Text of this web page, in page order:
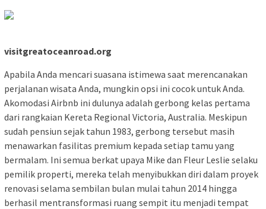
visitgreatoceanroad.org
Apabila Anda mencari suasana istimewa saat merencanakan
perjalanan wisata Anda, mungkin opsi ini cocok untuk Anda.
Akomodasi Airbnb ini dulunya adalah gerbong kelas pertama
dari rangkaian Kereta Regional Victoria, Australia. Meskipun
sudah pensiun sejak tahun 1983, gerbong tersebut masih
menawarkan fasilitas premium kepada setiap tamu yang
bermalam. Ini semua berkat upaya Mike dan Fleur Leslie selaku
pemilik properti, mereka telah menyibukkan diri dalam proyek
renovasi selama sembilan bulan mulai tahun 2014 hingga
berhasil mentransformasi ruang sempit itu menjadi tempat